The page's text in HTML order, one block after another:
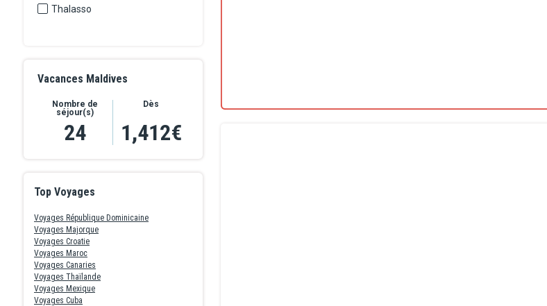
Thalasso
Vacances Maldives
Nombre de
séjour(s)
24
Dès
1,412€
Top Voyages
Voyages République Dominicaine
Voyages Majorque
Voyages Croatie
Voyages Maroc
Voyages Canaries
Voyages Thaïlande
Voyages Mexique
Voyages Cuba